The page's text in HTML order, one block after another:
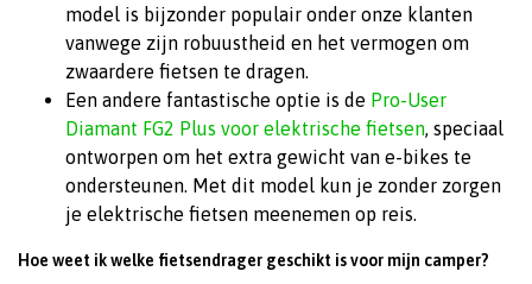
model is bijzonder populair onder onze klanten
vanwege zijn robuustheid en het vermogen om
zwaardere fietsen te dragen.
Een andere fantastische optie is de Pro-User
Diamant FG2 Plus voor elektrische fietsen , speciaal
ontworpen om het extra gewicht van e-bikes te
ondersteunen. Met dit model kun je zonder zorgen
je elektrische fietsen meenemen op reis.
Hoe weet ik welke fietsendrager geschikt is voor mijn camper?